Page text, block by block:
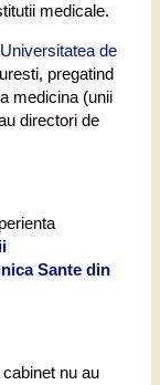
medicale.
Universitatea de
pregatind
medicina (unii
directori de
Sante din
nu au